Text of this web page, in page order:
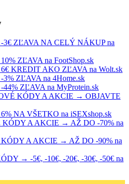
ZĽAVA NA CELÝ NÁKUP na
ZĽAVA na FootShop.sk
KREDIT AKO ZĽAVA na Wolt.sk
ZĽAVA na 4Home.sk
ZĽAVA na MyProtein.sk
KÓDY A AKCIE → OBJAVTE
NA VŠETKO na iSEXshop.sk
A AKCIE → AŽ DO -70% na
A AKCIE → AŽ DO -90% na
→ -5€, -10€, -20€, -30€, -50€ na